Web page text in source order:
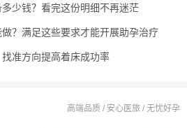
少钱？看完这份明细不再迷茫
？满足这些要求才能开展助孕治疗
准方向提高着床成功率
高端品质 / 安心医旅 / 无忧好孕